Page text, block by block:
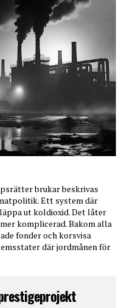
brukar beskrivas
Ett system där
ut koldioxid. Det låter
komplicerad. Bakom alla
fonder och korsvisa
där jordmånen för